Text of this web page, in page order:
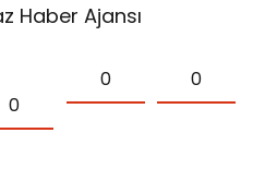
Haber Ajansı
0
0 0